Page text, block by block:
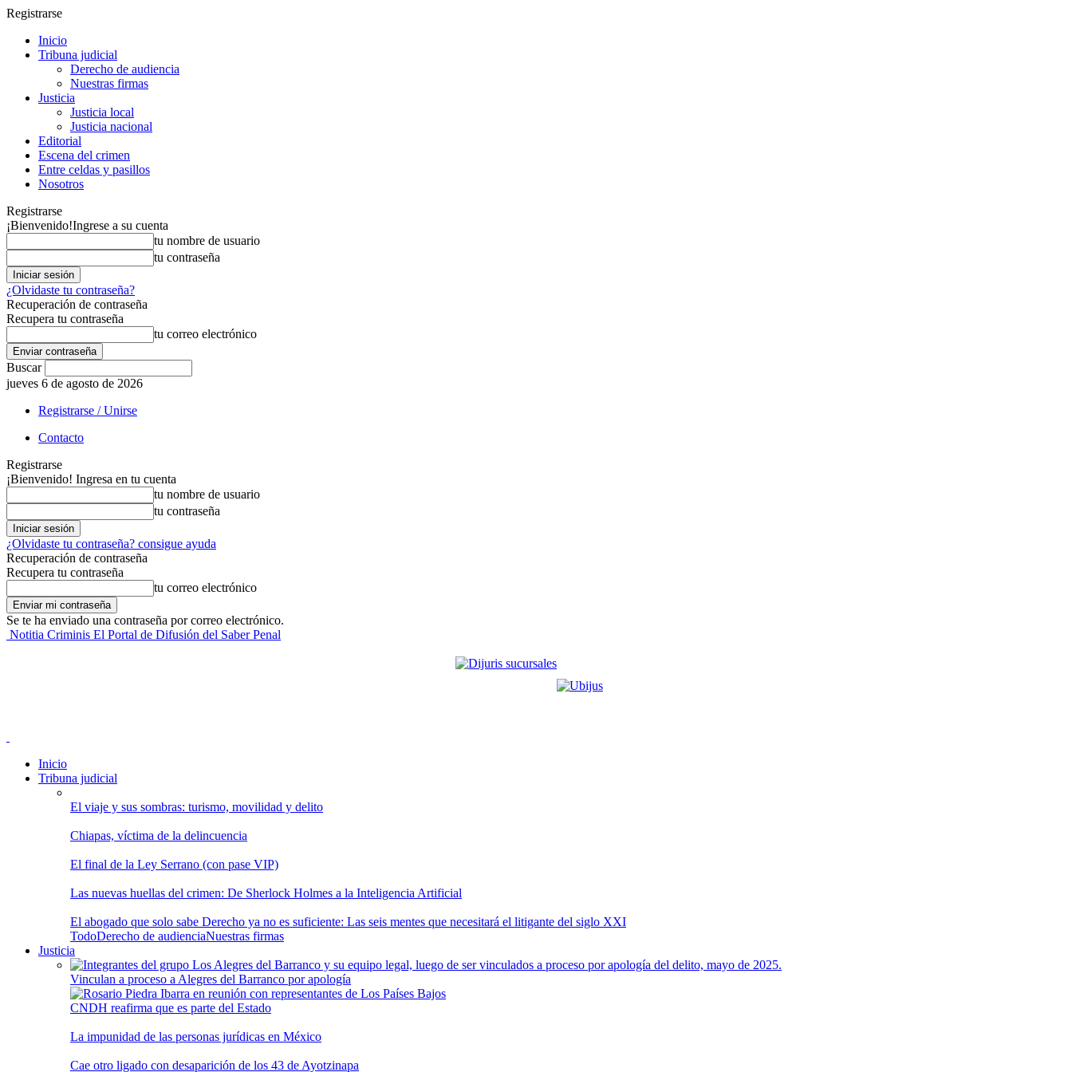
Registrarse
Inicio
Tribuna judicial
Derecho de audiencia
Nuestras firmas
Justicia
Justicia local
Justicia nacional
Editorial
Escena del crimen
Entre celdas y pasillos
Nosotros
Registrarse
¡Bienvenido!Ingrese a su cuenta
tu nombre de usuario
tu contraseña
¿Olvidaste tu contraseña?
Recuperación de contraseña
Recupera tu contraseña
tu correo electrónico
Buscar
jueves 6 de agosto de 2026
Registrarse / Unirse
Contacto
Registrarse
¡Bienvenido! Ingresa en tu cuenta
tu nombre de usuario
tu contraseña
¿Olvidaste tu contraseña? consigue ayuda
Recuperación de contraseña
Recupera tu contraseña
tu correo electrónico
Se te ha enviado una contraseña por correo electrónico.
Notitia Criminis El Portal de Difusión del Saber Penal
Inicio
Tribuna judicial
El viaje y sus sombras: turismo, movilidad y delito
Chiapas, víctima de la delincuencia
El final de la Ley Serrano (con pase VIP)
Las nuevas huellas del crimen: De Sherlock Holmes a la Inteligencia Artificial
El abogado que solo sabe Derecho ya no es suficiente: Las seis mentes que necesitará el litigante del siglo XXI
TodoDerecho de audienciaNuestras firmas
Justicia
Vinculan a proceso a Alegres del Barranco por apología
CNDH reafirma que es parte del Estado
La impunidad de las personas jurídicas en México
Cae otro ligado con desaparición de los 43 de Ayotzinapa